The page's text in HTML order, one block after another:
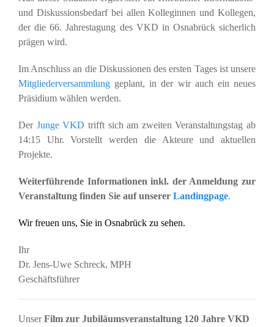
und Diskussionsbedarf bei allen Kolleginnen und Kollegen,
der die 66. Jahrestagung des VKD in Osnabrück sicherlich
prägen wird.
Im Anschluss an die Diskussionen des ersten Tages ist unsere
Mitgliederversammlung geplant, in der wir auch ein neues
Präsidium wählen werden.
Der Junge VKD trifft sich am zweiten Veranstaltungstag ab
14:15 Uhr. Vorstellt werden die Akteure und aktuellen
Projekte.
Weiterführende Informationen inkl. der Anmeldung zur
Veranstaltung finden Sie auf unserer Landingpage.
Wir freuen uns, Sie in Osnabrück zu sehen.
Ihr
Dr. Jens-Uwe Schreck, MPH
Geschäftsführer
UnserFilm zur Jubiläumsveranstaltung 120 Jahre VKD